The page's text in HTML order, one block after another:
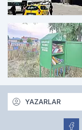
YAZARLAR